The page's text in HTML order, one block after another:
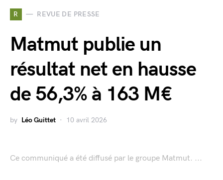
R REVUE DE PRESSE
Matmut publie un
résultat net en hausse
de 56,3% à 163 M€
by Léo Guittet 10 avril 2026
Ce communiqué a été diffusé par le groupe Matmut. ...